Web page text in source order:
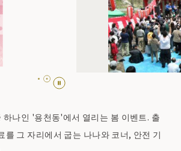
하나인 '용천동'에서 열리는 봄 이벤트. 출
를 그 자리에서 굽는 나나와 코너, 안전 기